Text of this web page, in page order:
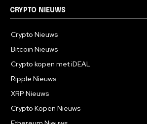
CRYPTO NIEUWS
Crypto Nieuws
Bitcoin Nieuws
Crypto kopen met iDEAL
Ripple Nieuws
XRP Nieuws
Crypto Kopen Nieuws